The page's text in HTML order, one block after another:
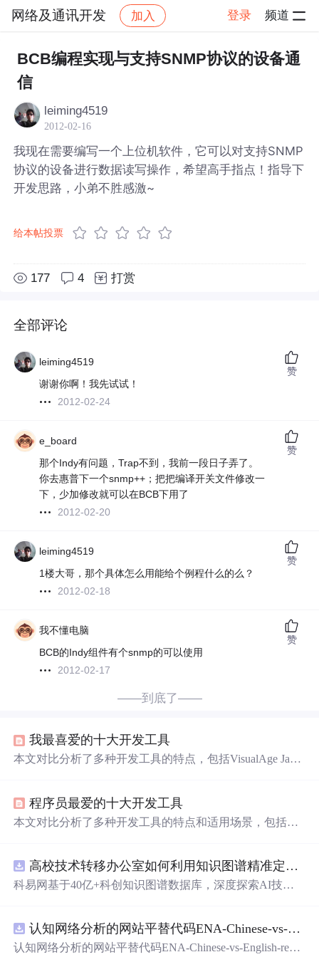
网络及通讯开发 加入 登录 频道
社区 网络及通讯开发 帖子详情
BCB编程实现与支持SNMP协议的设备通
信
leiming4519
2012-02-16
我现在需要编写一个上位机软件，它可以对支持SNMP
协议的设备进行数据读写操作，希望高手指点！指导下
开发思路，小弟不胜感激~
给本帖投票
177 4 打赏
全部评论
leiming4519
谢谢你啊！我先试试！
2012-02-24
赞
e_board
那个Indy有问题，Trap不到，我前一段日子弄了。
你去惠普下一个snmp++；把把编译开关文件修改一
下，少加修改就可以在BCB下用了
2012-02-20
赞
leiming4519
1楼大哥，那个具体怎么用能给个例程什么的么？
2012-02-18
赞
我不懂电脑
BCB的Indy组件有个snmp的可以使用
2012-02-17
赞
——到底了——
我最喜爱的十大开发工具
本文对比分析了多种开发工具的特点，包括VisualAge Jav
面向对象编程上的优势。
程序员最爱的十大开发工具
本文对比分析了多种开发工具的特点和适用场景，包括Vis
高校技术转移办公室如何利用知识图谱精准定位产业需求与技术适配点？.docx
科易网基于40亿+科创知识图谱数据库，深度探索AI技术
新领域的AI+数智化解决方案，推动科技创新与产业创新
智能化发展。
认知网络分析的网站平替代码ENA-Chinese-vs-English-reproducible.zip
认知网络分析的网站平替代码ENA-Chinese-vs-English-repro